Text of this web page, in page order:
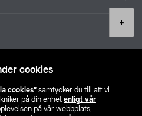
cookies
cookies” samtycker du till att vi
på din enhet enligt vår
på vår webbplats,
+
butik